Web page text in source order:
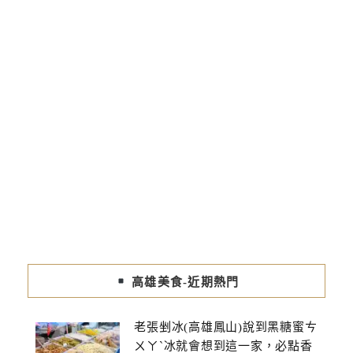
高雄美食-近期熱門
老張剉冰(高雄鳳山)說到黑糖蜜ㄘ
ㄨㄚˋ冰就會想到這一家，必點香